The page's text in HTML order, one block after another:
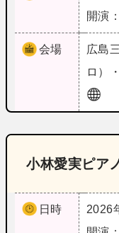
開演
会場 広島
ロ）
小林愛実ピア
日時
2026